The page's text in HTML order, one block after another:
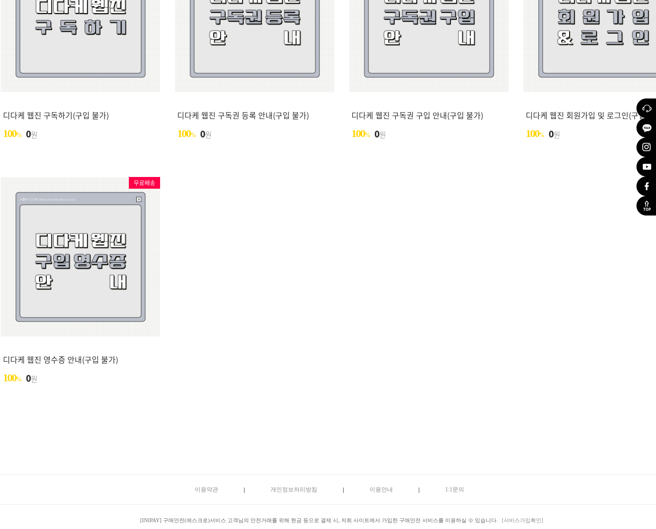
디다케 웹진 구독하기(구입 불가)
100% 0원
디다케 웹진 구독권 등록 안내(구입 불가)
100% 0원
디다케 웹진 구독권 구입 안내(구입 불가)
100% 0원
디다케 웹진 회원가입 및 로그인(구입
100% 0원
무료배송
디다케 웹진 영수증 안내(구입 불가)
100% 0원
이용약관 개인정보처리방침 이용안내 1:1문의
[INIPAY] 구매안전(에스크로)서비스 고객님의 안전거래를 위해 현금 등으로 결제 시, 저희 사이트에서 가입한 구매안전 서비스를 이용하실 수 있습니다. [서비스가입확인]